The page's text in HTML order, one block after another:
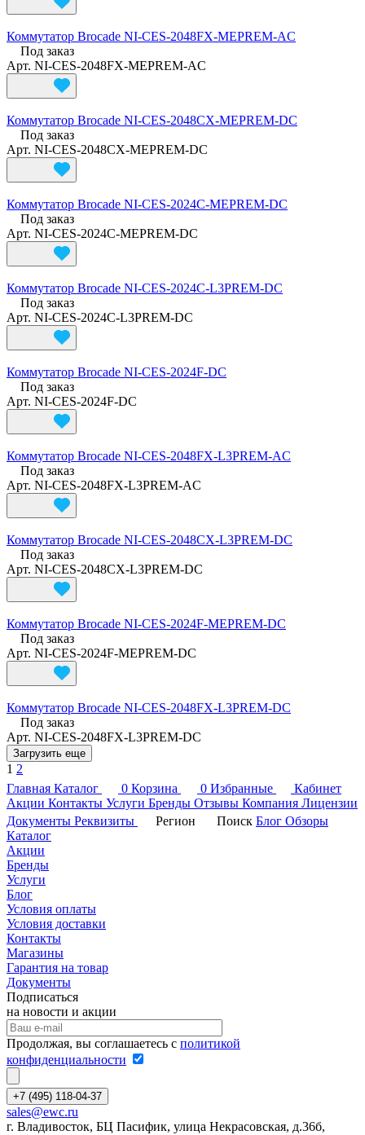
Коммутатор Brocade NI-CES-2048FX-MEPREM-AC
Под заказ
Арт. NI-CES-2048FX-MEPREM-AC
Коммутатор Brocade NI-CES-2048CX-MEPREM-DC
Под заказ
Арт. NI-CES-2048CX-MEPREM-DC
Коммутатор Brocade NI-CES-2024C-MEPREM-DC
Под заказ
Арт. NI-CES-2024C-MEPREM-DC
Коммутатор Brocade NI-CES-2024C-L3PREM-DC
Под заказ
Арт. NI-CES-2024C-L3PREM-DC
Коммутатор Brocade NI-CES-2024F-DC
Под заказ
Арт. NI-CES-2024F-DC
Коммутатор Brocade NI-CES-2048FX-L3PREM-AC
Под заказ
Арт. NI-CES-2048FX-L3PREM-AC
Коммутатор Brocade NI-CES-2048CX-L3PREM-DC
Под заказ
Арт. NI-CES-2048CX-L3PREM-DC
Коммутатор Brocade NI-CES-2024F-MEPREM-DC
Под заказ
Арт. NI-CES-2024F-MEPREM-DC
Коммутатор Brocade NI-CES-2048FX-L3PREM-DC
Под заказ
Арт. NI-CES-2048FX-L3PREM-DC
Загрузить еще
1 2
Главная Каталог 0 Корзина 0 Избранные
Кабинет
Акции Контакты Услуги Бренды Отзывы Компания Лицензии
Документы Реквизиты Регион Поиск Блог Обзоры
Каталог
Акции
Бренды
Услуги
Блог
Условия оплаты
Условия доставки
Контакты
Магазины
Гарантия на товар
Документы
Подписаться
на новости и акции
Продолжая, вы соглашаетесь с политикой
конфиденциальности
+7 (495) 118-04-37
sales@ewc.ru
г. Владивосток, БЦ Пасифик, улица Некрасовская, д.36б,